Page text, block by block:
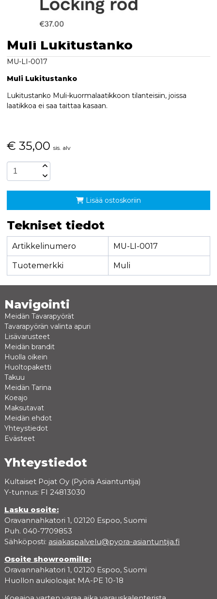
Muli Lukitustanko
MU-LI-0017
Muli Lukitustanko
Lukitustanko Muli-kuormalaatikkoon tilanteisiin, joissa
laatikkoa ei saa taittaa kasaan.
€ 35,00 sis. alv
Lisää ostoskoriin
Tekniset tiedot
Artikkelinumero MU-LI-0017
Tuotemerkki Muli
Navigointi
Meidän Tavarapyörät
Tavarapyörän valinta apuri
Lisävarusteet
Meidän brandit
Huolla oikein
Huoltopaketti
Takuu
Meidän Tarina
Koeajo
Maksutavat
Meidän ehdot
Yhteystiedot
Evästeet
Yhteystiedot
Kultaiset Pojat Oy (Pyörä Asiantuntija)
Y-tunnus: FI 24813030
Lasku osoite:
Oravannahkatori 1, 02120 Espoo, Suomi
Puh. 040-7709853
Sähköposti: asiakaspalvelu@pyora-asiantuntija.fi
Osoite showroomille:
Oravannahkatori 1, 02120 Espoo, Suomi
Huollon aukioloajat MA-PE 10-18